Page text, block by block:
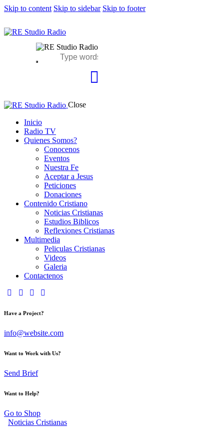
Skip to content Skip to sidebar Skip to footer
Close
Inicio
Radio TV
Quienes Somos?
Conocenos
Eventos
Nuestra Fe
Aceptar a Jesus
Peticiones
Donaciones
Contenido Cristiano
Noticias Cristianas
Estudios Biblicos
Reflexiones Cristianas
Multimedia
Peliculas Cristianas
Videos
Galeria
Contactenos
Have a Project?
info@website.com
Want to Work with Us?
Send Brief
Want to Help?
Go to Shop
Noticias Cristianas